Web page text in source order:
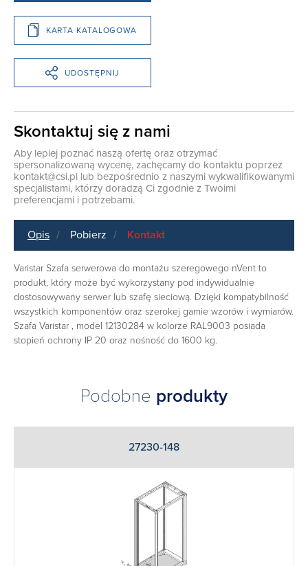
KARTA KATALOGOWA
UDOSTĘPNIJ
Skontaktuj się z nami
Aby lepiej poznać naszą ofertę oraz otrzymać
spersonalizowaną wycenę, zachęcamy do kontaktu poprzez
kontakt@csi.pl lub bezpośrednio z naszymi wykwalifikowanymi
specjalistami, którzy doradzą Ci zgodnie z Twoimi
preferencjami i potrzebami.
Opis Pobierz Kontakt
Varistar Szafa serwerowa do montażu szeregowego nVent to
produkt, który może być wykorzystany pod indywidualnie
dostosowywany serwer lub szafę sieciową. Dzięki kompatybilność
wszystkich komponentów oraz szerokej gamie wzorów i wymiarów.
Szafa Varistar , model 12130284 w kolorze RAL9003 posiada
stopień ochrony IP 20 oraz nośność do 1600 kg.
Podobne produkty
27230-148